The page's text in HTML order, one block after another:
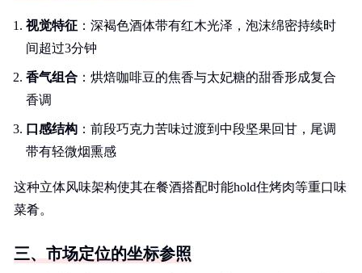
视觉特征 ：深褐色酒体带有红木光泽，泡沫绵密持续时
间超过3分钟
香气组合 ：烘焙咖啡豆的焦香与太妃糖的甜香形成复合
香调
口感结构 ：前段巧克力苦味过渡到中段坚果回甘，尾调
带有轻微烟熏感
这种立体风味架构使其在餐酒搭配时能hold住烤肉等重口味
菜肴。
三、市场定位的坐标参照